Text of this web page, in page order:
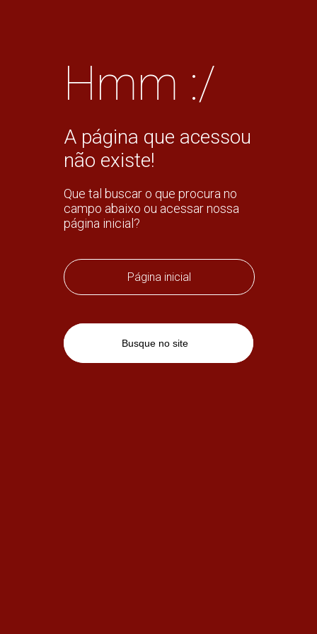
Hmm :/
A página que acessou
não existe!
Que tal buscar o que procura no
campo abaixo ou acessar nossa
página inicial?
Página inicial